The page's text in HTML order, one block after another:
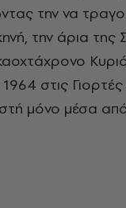
την να
την άρια
στις
μόνο μέσα